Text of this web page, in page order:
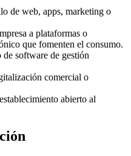
de web, apps, marketing o
a plataformas o
que fomenten el consumo.
software de gestión
comercial o
abierto al